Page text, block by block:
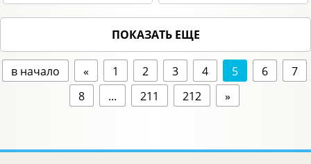
ПОКАЗАТЬ ЕЩЕ
в начало « 1 2 3 4 5 6
7
8
... 211 212 »